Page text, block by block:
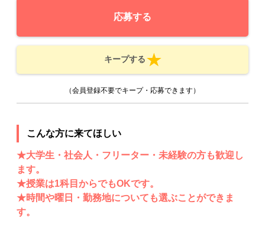
応募する
キープする
（会員登録不要でキープ・応募できます）
こんな方に来てほしい
★大学生・社会人・フリーター・未経験の方も歓迎し
ます。
★授業は1科目からでもOKです。
★時間や曜日・勤務地についても選ぶことができま
す。